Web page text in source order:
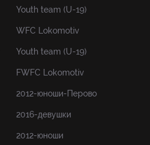
Youth team (U-19)
WFC Lokomotiv
Youth team (U-19)
FWFC Lokomotiv
2012-юноши-Перово
2016-девушки
2012-юноши